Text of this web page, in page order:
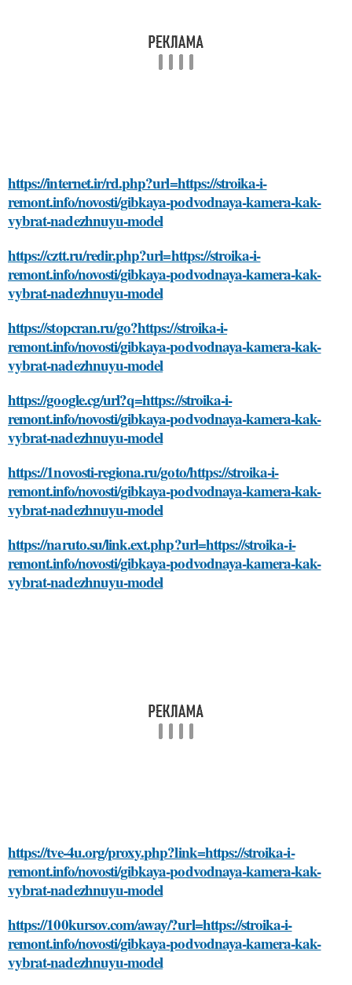
https://internet.ir/rd.php?url=https://stroika-i-
remont.info/novosti/gibkaya-podvodnaya-kamera-kak-
vybrat-nadezhnuyu-model
https://cztt.ru/redir.php?url=https://stroika-i-
remont.info/novosti/gibkaya-podvodnaya-kamera-kak-
vybrat-nadezhnuyu-model
https://stopcran.ru/go?https://stroika-i-
remont.info/novosti/gibkaya-podvodnaya-kamera-kak-
vybrat-nadezhnuyu-model
https://google.cg/url?q=https://stroika-i-
remont.info/novosti/gibkaya-podvodnaya-kamera-kak-
vybrat-nadezhnuyu-model
https://1novosti-regiona.ru/goto/https://stroika-i-
remont.info/novosti/gibkaya-podvodnaya-kamera-kak-
vybrat-nadezhnuyu-model
https://naruto.su/link.ext.php?url=https://stroika-i-
remont.info/novosti/gibkaya-podvodnaya-kamera-kak-
vybrat-nadezhnuyu-model
https://tve-4u.org/proxy.php?link=https://stroika-i-
remont.info/novosti/gibkaya-podvodnaya-kamera-kak-
vybrat-nadezhnuyu-model
https://100kursov.com/away/?url=https://stroika-i-
remont.info/novosti/gibkaya-podvodnaya-kamera-kak-
vybrat-nadezhnuyu-model